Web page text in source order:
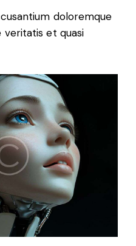
doloremque
veritatis et quasi